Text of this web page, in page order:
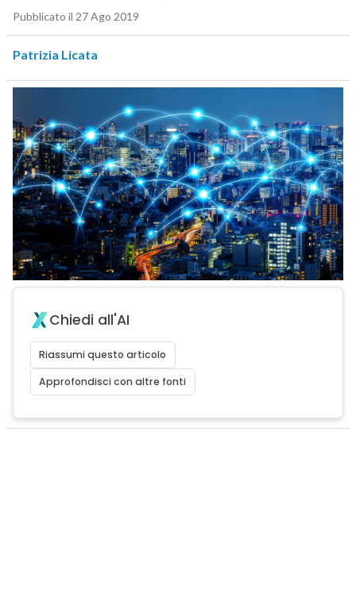
Pubblicato il 27 Ago 2019
Patrizia Licata
Chiedi all'AI
Riassumi questo articolo
Approfondisci con altre fonti